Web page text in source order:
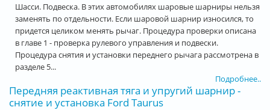
Шасси. Подвеска. В этих автомобилях шаровые шарниры нельзя
заменять по отдельности. Если шаровой шарнир износился, то
придется целиком менять рычаг. Процедура проверки описана
в главе 1 - проверка рулевого управления и подвески.
Процедура снятия и установки переднего рычага рассмотрена в
разделе 5...
Подробнее..
Передняя реактивная тяга и упругий шарнир -
снятие и установка Ford Taurus